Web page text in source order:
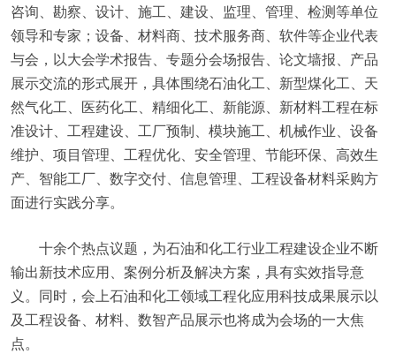
咨询、勘察、设计、施工、建设、监理、管理、检测等单位
领导和专家；设备、材料商、技术服务商、软件等企业代表
与会，以大会学术报告、专题分会场报告、论文墙报、产品
展示交流的形式展开，具体围绕石油化工、新型煤化工、天
然气化工、医药化工、精细化工、新能源、新材料工程在标
准设计、工程建设、工厂预制、模块施工、机械作业、设备
维护、项目管理、工程优化、安全管理、节能环保、高效生
产、智能工厂、数字交付、信息管理、工程设备材料采购方
面进行实践分享。
十余个热点议题，为石油和化工行业工程建设企业不断
输出新技术应用、案例分析及解决方案，具有实效指导意
义。同时，会上石油和化工领域工程化应用科技成果展示以
及工程设备、材料、数智产品展示也将成为会场的一大焦
点。